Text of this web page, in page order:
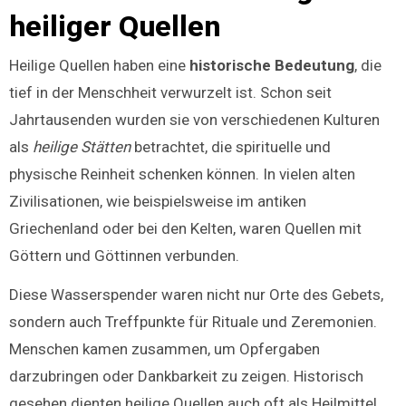
heiliger Quellen
Heilige Quellen haben eine historische Bedeutung, die
tief in der Menschheit verwurzelt ist. Schon seit
Jahrtausenden wurden sie von verschiedenen Kulturen
als heilige Stättenbetrachtet, die spirituelle und
physische Reinheit schenken können. In vielen alten
Zivilisationen, wie beispielsweise im antiken
Griechenland oder bei den Kelten, waren Quellen mit
Göttern und Göttinnen verbunden.
Diese Wasserspender waren nicht nur Orte des Gebets,
sondern auch Treffpunkte für Rituale und Zeremonien.
Menschen kamen zusammen, um Opfergaben
darzubringen oder Dankbarkeit zu zeigen. Historisch